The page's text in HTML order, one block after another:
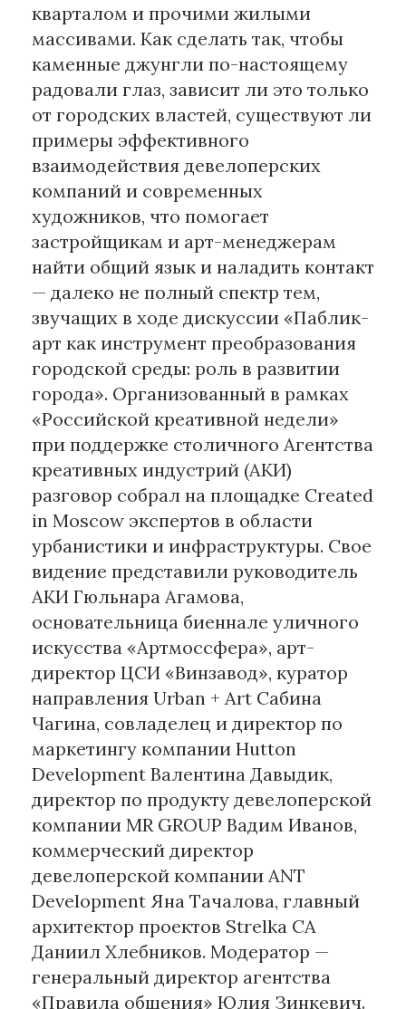
кварталом и прочими жилыми
массивами. Как сделать так, чтобы
каменные джунгли по-настоящему
радовали глаз, зависит ли это только
от городских властей, существуют ли
примеры эффективного
взаимодействия девелоперских
компаний и современных
художников, что помогает
застройщикам и арт-менеджерам
найти общий язык и наладить контакт
— далеко не полный спектр тем,
звучащих в ходе дискуссии «Паблик-
арт как инструмент преобразования
городской среды: роль в развитии
города». Организованный в рамках
«Российской креативной недели»
при поддержке столичного Агентства
креативных индустрий (АКИ)
разговор собрал на площадке Created
in Moscow экспертов в области
урбанистики и инфраструктуры. Свое
видение представили руководитель
АКИ Гюльнара Агамова,
основательница биеннале уличного
искусства «Артмоссфера», арт-
директор ЦСИ «Винзавод», куратор
направления Urban + Art Сабина
Чагина, совладелец и директор по
маркетингу компании Hutton
Development Валентина Давыдик,
директор по продукту девелоперской
компании MR GROUP Вадим Иванов,
коммерческий директор
девелоперской компании ANT
Development Яна Тачалова, главный
архитектор проектов Strelka CA
Даниил Хлебников. Модератор —
генеральный директор агентства
«Правила общения» Юлия Зинкевич.